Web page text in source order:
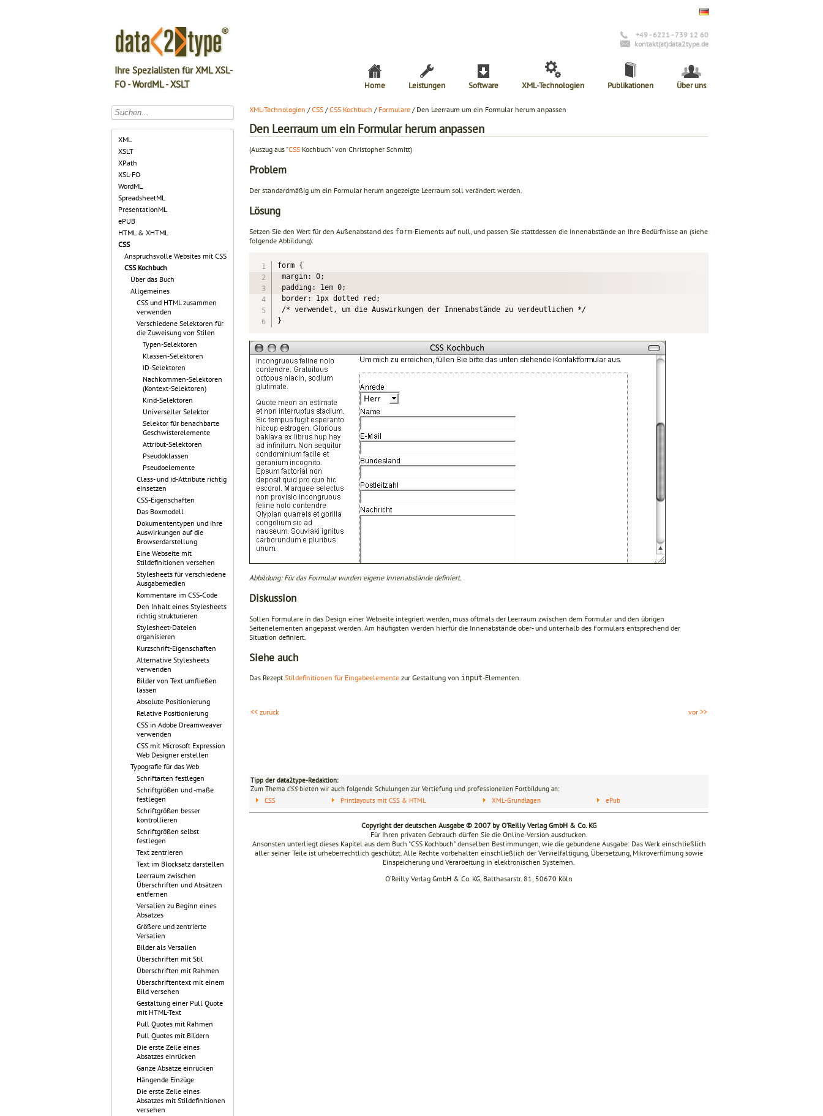
Ihre Spezialisten für XML XSL-
FO - WordML - XSLT
+49 - 6221 - 739 12 60
kontakt(at)data2type.de
Home Leistungen Software XML-Technologien Publikationen Über uns
XML
XSLT
XPath
XSL-FO
WordML
SpreadsheetML
PresentationML
ePUB
HTML & XHTML
CSS
Anspruchsvolle Websites mit CSS
CSS Kochbuch
Über das Buch
Allgemeines
CSS und HTML zusammen
verwenden
Verschiedene Selektoren für
die Zuweisung von Stilen
Typen-Selektoren
Klassen-Selektoren
ID-Selektoren
Nachkommen-Selektoren
(Kontext-Selektoren)
Kind-Selektoren
Universeller Selektor
Selektor für benachbarte
Geschwisterelemente
Attribut-Selektoren
Pseudoklassen
Pseudoelemente
Class- und id-Attribute richtig
einsetzen
CSS-Eigenschaften
Das Boxmodell
Dokumententypen und ihre
Auswirkungen auf die
Browserdarstellung
Eine Webseite mit
Stildefinitionen versehen
Stylesheets für verschiedene
Ausgabemedien
Kommentare im CSS-Code
Den Inhalt eines Stylesheets
richtig strukturieren
Stylesheet-Dateien
organisieren
Kurzschrift-Eigenschaften
Alternative Stylesheets
verwenden
Bilder von Text umfließen
lassen
Absolute Positionierung
Relative Positionierung
CSS in Adobe Dreamweaver
verwenden
CSS mit Microsoft Expression
Web Designer erstellen
Typografie für das Web
Schriftarten festlegen
Schriftgrößen und -maße
festlegen
Schriftgrößen besser
kontrollieren
Schriftgrößen selbst
festlegen
Text zentrieren
Text im Blocksatz darstellen
Leerraum zwischen
Überschriften und Absätzen
entfernen
Versalien zu Beginn eines
Absatzes
Größere und zentrierte
Versalien
Bilder als Versalien
Überschriften mit Stil
Überschriften mit Rahmen
Überschriftentext mit einem
Bild versehen
Gestaltung einer Pull Quote
mit HTML-Text
Pull Quotes mit Rahmen
Pull Quotes mit Bildern
Die erste Zeile eines
Absatzes einrücken
Ganze Absätze einrücken
Hängende Einzüge
Die erste Zeile eines
Absatzes mit Stildefinitionen
versehen
XML-Technologien /CSS /CSS Kochbuch / Formulare / Den Leerraum um ein Formular herum anpassen
Den Leerraum um ein Formular herum anpassen
(Auszug aus "CSS Kochbuch" von Christopher Schmitt)
Problem
Der standardmäßig um ein Formular herum angezeigte Leerraum soll verändert werden.
Lösung
Setzen Sie den Wert für den Außenabstand des form-Elements auf null, und passen Sie stattdessen die Innenabstände an Ihre Bedürfnisse an (siehe
folgende Abbildung):
form {
margin: 0;
padding: 1em 0;
border: 1px dotted red;
/* verwendet, um die Auswirkungen der Innenabstände zu verdeutlichen */
}
Abbildung: Für das Formular wurden eigene Innenabstände definiert.
Diskussion
Sollen Formulare in das Design einer Webseite integriert werden, muss oftmals der Leerraum zwischen dem Formular und den übrigen
Seitenelementen angepasst werden. Am häufigsten werden hierfür die Innenabstände ober- und unterhalb des Formulars entsprechend der
Situation definiert.
Siehe auch
Das Rezept Stildefinitionen für Eingabeelemente zur Gestaltung von input-Elementen.
<< zurück vor >>
Tipp der data2type-Redaktion:
Zum Thema CSSbieten wir auch folgende Schulungen zur Vertiefung und professionellen Fortbildung an:
CSS
Printlayouts mit CSS & HTML XML-Grundlagen ePub
Copyright der deutschen Ausgabe © 2007 by O’Reilly Verlag GmbH & Co. KG
Für Ihren privaten Gebrauch dürfen Sie die Online-Version ausdrucken.
Ansonsten unterliegt dieses Kapitel aus dem Buch "CSS Kochbuch" denselben Bestimmungen, wie die gebundene Ausgabe: Das Werk einschließlich
aller seiner Teile ist urheberrechtlich geschützt. Alle Rechte vorbehalten einschließlich der Vervielfältigung, Übersetzung, Mikroverfilmung sowie
Einspeicherung und Verarbeitung in elektronischen Systemen.
O’Reilly Verlag GmbH & Co. KG, Balthasarstr. 81, 50670 Köln